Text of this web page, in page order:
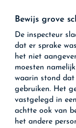
Bewijs grove
De inspecteur
dat er sprake
het niet
moesten
waarin stond dat
gebruiken. Het
vastgelegd in
achtte ook van
het andere